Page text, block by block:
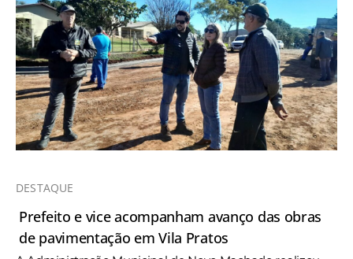
DESTAQUE
Prefeito e vice acompanham avanço das obras
de pavimentação em Vila Pratos